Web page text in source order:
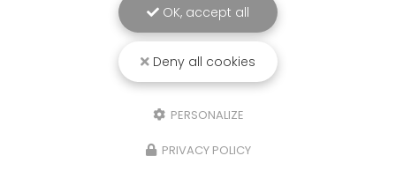
OK, accept all
Deny all cookies
PERSONALIZE
PRIVACY POLICY